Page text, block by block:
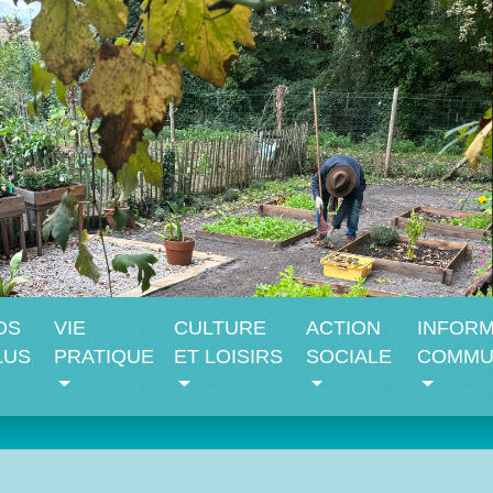
VIE
PRATIQUE
CULTURE
ET LOISIRS
ACTION
SOCIALE